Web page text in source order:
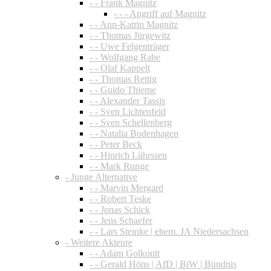
- - Frank Magnitz
- - - Angriff auf Magnitz
- - Ann-Katrin Magnitz
- - Thomas Jürgewitz
- - Uwe Felgenträger
- - Wolfgang Rabe
- - Olaf Kappelt
- - Thomas Rettig
- - Guido Thieme
- - Alexander Tassis
- - Sven Lichtenfeld
- - Sven Schellenberg
- - Natalia Bodenhagen
- - Peter Beck
- - Hinrich Lührssen
- - Mark Runge
- Junge Alternative
- - Marvin Mergard
- - Robert Teske
- - Jonas Schick
- - Jens Schaefer
- - Lars Steinke | ehem. JA Niedersachsen
- Weitere Akteure
- - Adam Golkontt
- - Gerald Höns | AfD | BiW | Bündnis